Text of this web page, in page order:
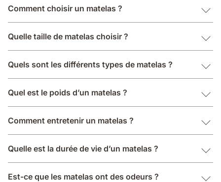
Comment choisir un matelas ?
Quelle taille de matelas choisir ?
Quels sont les différents types de matelas ?
Quel est le poids d’un matelas ?
Comment entretenir un matelas ?
Quelle est la durée de vie d’un matelas ?
Est-ce que les matelas ont des odeurs ?